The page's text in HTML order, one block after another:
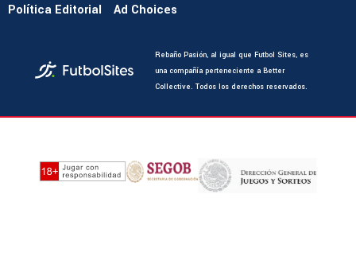
Política Editorial
Ad Choices
Rebaño Pasión, al igual que Futbol Sites, es
una compañía perteneciente a Better
Collective. Todos los derechos reservados.